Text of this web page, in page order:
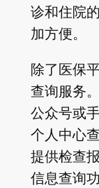
诊和住院
加方便。
除了医保
查询服务
公众号或
个人中心
提供检查
信息查询